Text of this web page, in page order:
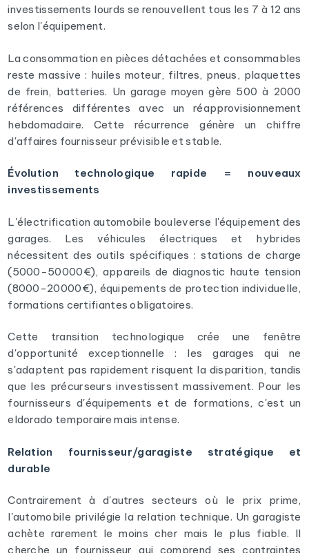
investissements lourds se renouvellent tous les 7 à 12 ans
selon l'équipement.
La consommation en pièces détachées et consommables
reste massive : huiles moteur, filtres, pneus, plaquettes
de frein, batteries. Un garage moyen gère 500 à 2000
références différentes avec un réapprovisionnement
hebdomadaire. Cette récurrence génère un chiffre
d'affaires fournisseur prévisible et stable.
Évolution technologique rapide = nouveaux
investissements
L'électrification automobile bouleverse l'équipement des
garages. Les véhicules électriques et hybrides
nécessitent des outils spécifiques : stations de charge
(5000-50000€), appareils de diagnostic haute tension
(8000-20000€), équipements de protection individuelle,
formations certifiantes obligatoires.
Cette transition technologique crée une fenêtre
d'opportunité exceptionnelle : les garages qui ne
s'adaptent pas rapidement risquent la disparition, tandis
que les précurseurs investissent massivement. Pour les
fournisseurs d'équipements et de formations, c'est un
eldorado temporaire mais intense.
Relation fournisseur/garagiste stratégique et
durable
Contrairement à d'autres secteurs où le prix prime,
l'automobile privilégie la relation technique. Un garagiste
achète rarement le moins cher mais le plus fiable. Il
cherche un fournisseur qui comprend ses contraintes